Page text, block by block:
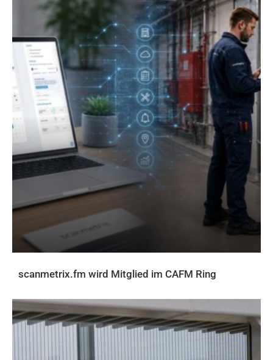
scanmetrix.fm wird Mitglied im CAFM Ring